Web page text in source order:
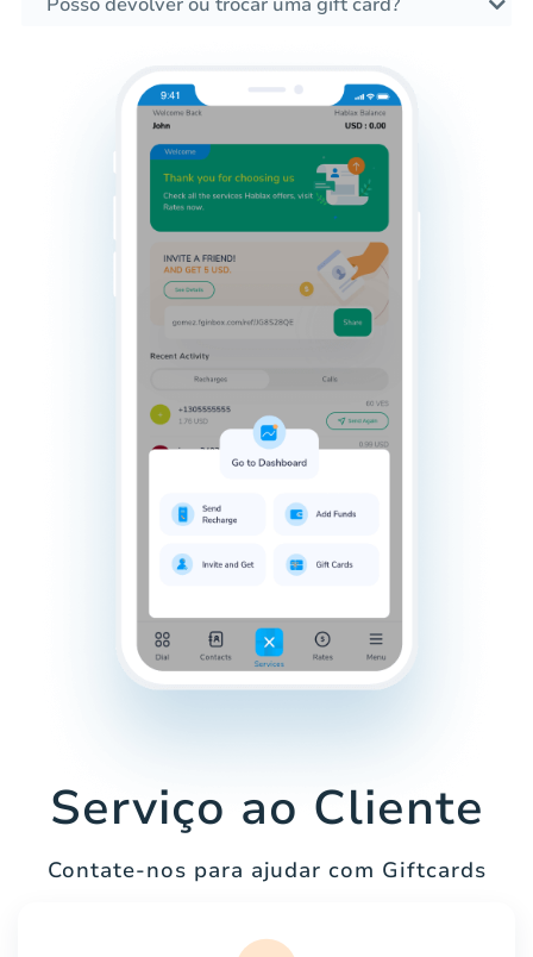
Posso devolver ou trocar uma gift card?
Serviço ao Cliente
Contate-nos para ajudar com Giftcards